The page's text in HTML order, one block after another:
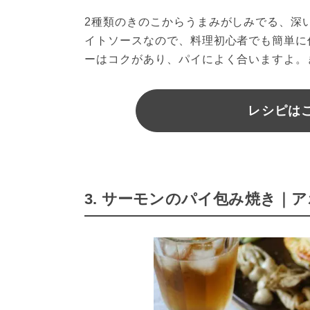
2種類のきのこからうまみがしみでる、深
イトソースなので、料理初心者でも簡単
ーはコクがあり、パイによく合いますよ
レシピは
3. サーモンのパイ包み焼き｜